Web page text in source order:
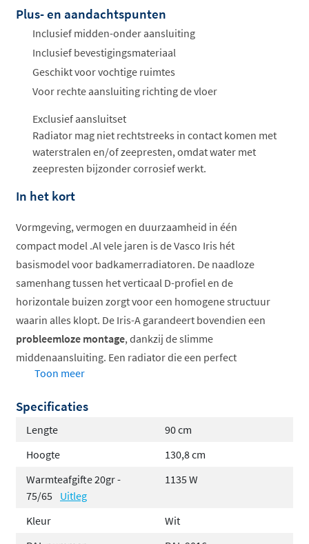
Offertes
ophalen...
Plus- en aandachtspunten
Inclusief midden-onder aansluiting
Inclusief bevestigingsmateriaal
Geschikt voor vochtige ruimtes
Voor rechte aansluiting richting de vloer
Exclusief aansluitset
Radiator mag niet rechtstreeks in contact komen met
waterstralen en/of zeepresten, omdat water met
zeepresten bijzonder corrosief werkt.
In het kort
Vormgeving, vermogen en duurzaamheid in één
compact model .Al vele jaren is de Vasco Iris hét
basismodel voor badkamerradiatoren. De naadloze
samenhang tussen het verticaal D-profiel en de
horizontale buizen zorgt voor een homogene structuur
waarin alles klopt. De Iris-A garandeert bovendien een
probleemloze montage, dankzij de slimme
middenaansluiting. Een radiator die een perfect
afgewerkt design combineert met een superieur
De klassieker onder de badkamerradiatoren, die
Onzichtbare lasnaad bij overgang van D-profiel
naar ronde buis
Leverbaar in diverse hedendaagse kleuren
Praktisch en montagevriendelijk dankzij de
slimme middenaansluiting
Toon meer
Specificaties
Lengte
90 cm
Hoogte
130,8 cm
Warmteafgifte 20gr -
75/65 Uitleg
1135 W
Kleur
Wit